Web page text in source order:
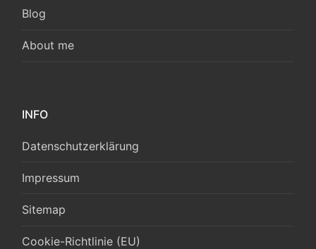
Blog
About me
INFO
Datenschutzerklärung
Impressum
Sitemap
Cookie-Richtlinie (EU)